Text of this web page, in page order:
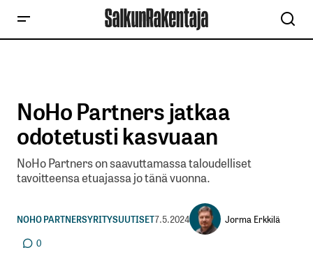
NoHo Partners jatkaa
odotetusti kasvuaan
NoHo Partners on saavuttamassa taloudelliset
tavoitteensa etuajassa jo tänä vuonna.
NOHO PARTNERSYRITYSUUTISET7.5.2024
Jorma Erkkilä
0